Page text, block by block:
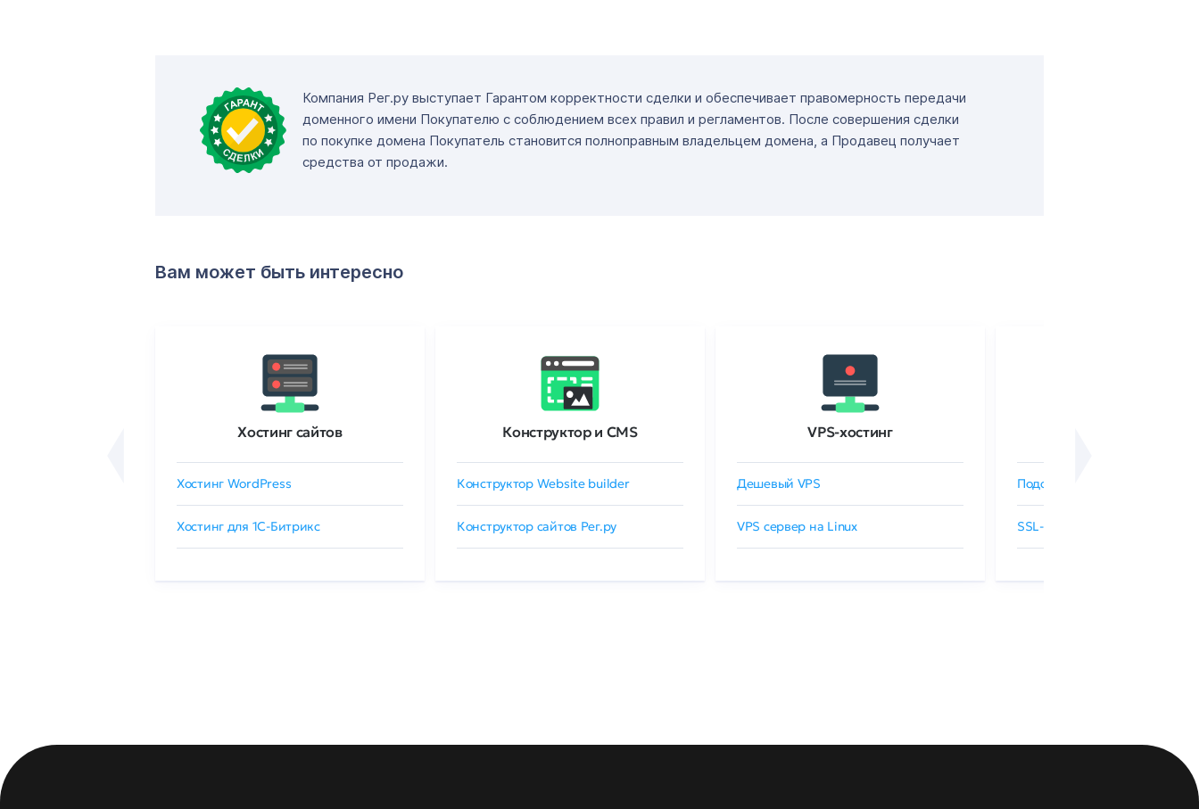
Компания Рег.ру выступает Гарантом корректности сделки и обеспечивает правомерность передачи
доменного имени Покупателю с соблюдением всех правил и регламентов. После совершения сделки
по покупке домена Покупатель становится полноправным владельцем домена, а Продавец получает
средства от продажи.
Вам может быть интересно
Хостинг сайтов
Хостинг WordPress
Хостинг для 1C-Битрикс
Конструктор и CMS
Конструктор Website builder
Конструктор сайтов Рег.ру
VPS-хостинг
Дешевый VPS
VPS сервер на Linux
Подобрать SSL-сертификат
SSL-сертификаты GlobalSign